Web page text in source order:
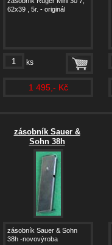
62x39 , 5r. - originál
ks
1 495,- Kč
zásobník Sauer &
Sohn 38h
zásobník Sauer & Sohn
38h -novovýroba